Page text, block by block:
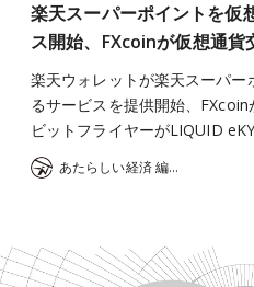
楽天スーパーポイントを仮
ス開始、FXcoinが仮想通
楽天ウォレットが楽天スーパ
るサービスを提供開始、FXcoin
ビットフライヤーがLIQUID
あたらしい経済 編集部